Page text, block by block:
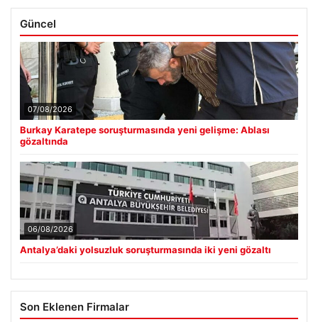
Güncel
07/08/2026
Burkay Karatepe soruşturmasında yeni gelişme: Ablası
gözaltında
06/08/2026
Antalya’daki yolsuzluk soruşturmasında iki yeni gözaltı
Son Eklenen Firmalar